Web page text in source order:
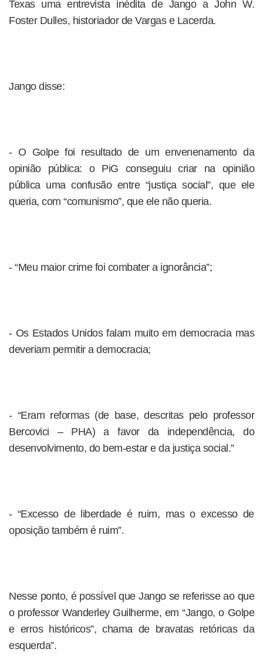
Texas uma entrevista inédita de Jango a John W.
Foster Dulles, historiador de Vargas e Lacerda.
Jango disse:
- O Golpe foi resultado de um envenenamento da
opinião pública: o PiG conseguiu criar na opinião
pública uma confusão entre “justiça social”, que ele
queria, com “comunismo”, que ele não queria.
- “Meu maior crime foi combater a ignorância”;
- Os Estados Unidos falam muito em democracia mas
deveriam permitir a democracia;
- “Eram reformas (de base, descritas pelo professor
Bercovici – PHA) a favor da independência, do
desenvolvimento, do bem-estar e da justiça social.”
- “Excesso de liberdade é ruim, mas o excesso de
oposição também é ruim”.
Nesse ponto, é possível que Jango se referisse ao que
o professor Wanderley Guilherme, em “Jango, o Golpe
e erros históricos”, chama de bravatas retóricas da
esquerda”.